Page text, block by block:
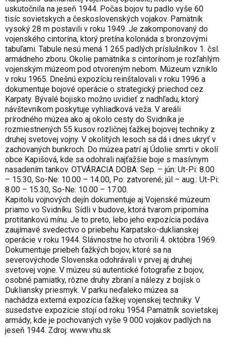
uskutočnila na jeseň 1944. Počas bojov tu padlo vyše 60
tisíc sovietskych a československých vojakov. Pamätník
vysoký 28 m postavili v roku 1949. Je zakomponovaný do
vojenského cintorína, ktorý pretína kolonáda s bronzovými
tabuľami. Tabule nesú mená 1 265 padlých príslušníkov 1. čsl.
armádneho zboru. Okolie pamätníka s cintorínom je rozľahlým
vojenským múzeom pod otvoreným nebom. Múzeum vzniklo
v roku 1965. Dnešnú expozíciu reinštalovali v roku 1996 a
dokumentuje bojové operácie o strategický priechod cez
Karpaty. Bývalé bojisko možno uvidieť z nadhľadu, ktorý
návštevníkom poskytuje vyhliadková veža. V areáli
prírodného múzea ako aj okolo cesty do Svidníka je
rozmiestnených 55 kusov rozličnej ťažkej bojovej techniky z
druhej svetovej vojny. V okolitých lesoch sa dá i dnes ukryť v
zachovaných bunkroch. Do múzea patrí aj Údolie smrti v okolí
obce Kapišová, kde sa odohrali najťažšie boje s masívnym
nasadením tankov. OTVÁRACIA DOBA: Sep. – jún: Ut-Pi: 8.00
– 15.30, So-Ne: 10.00 – 14.00, Po: zatvorené; júl – aug.: Ut-Pi:
8.00 – 15.30, So-Ne: 10.00 – 17.00.
Kapitolu vojnových dejín dokumentuje aj Vojenské múzeum
priamo vo Svidníku. Sídli v budove, ktorá tvarom pripomína
protitankovú mínu. Je to preto, lebo jeho expozícia podáva
zaujímavé svedectvo o priebehu Karpatsko-duklianskej
operácie v roku 1944. Slávnostne ho otvorili 4. októbra 1969.
Dokumentuje priebeh ťažkých bojov, ktoré sa na
severovýchode Slovenska odohrávali v prvej aj druhej
svetovej vojne. V múzeu sú autentické fotografie z bojov,
osobné pamiatky, rôzne druhy zbraní a nálezy z bojísk o
Dukliansky priesmyk. V parku neďaleko múzea sa
nachádza externá expozícia ťažkej vojenskej techniky. V
susedstve expozície stojí od roku 1954 Pamätník sovietskej
armády, kde je pochovaných vyše 9 000 vojakov padlých na
jeseň 1944. Zdroj: www.vhu.sk